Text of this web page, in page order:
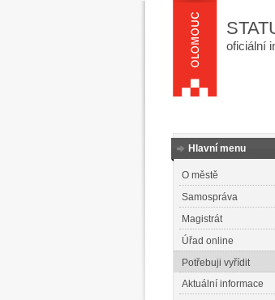
oficiální
Hlavní menu
O městě
Samospráva
Magistrát
Úřad online
Potřebuji vyřídit
Aktuální informace